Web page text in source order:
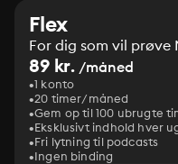
Flex
For dig som vil prøve
89 kr. /måned
1 konto
20 timer/måned
Gem op til 100 ubrugte
Eksklusivt indhold hver
Fri lytning til podcasts
Ingen binding